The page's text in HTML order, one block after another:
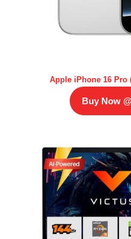
Apple iPhone 16 Pro
Buy Now